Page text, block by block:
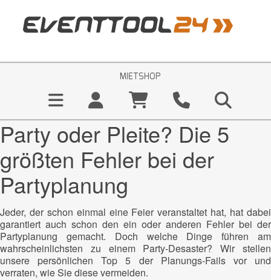
MIETSHOP
Party oder Pleite? Die 5
größten Fehler bei der
Partyplanung
Jeder, der schon einmal eine Feier veranstaltet hat, hat dabei
garantiert auch schon den ein oder anderen Fehler bei der
Partyplanung gemacht. Doch welche Dinge führen am
wahrscheinlichsten zu einem Party-Desaster? Wir stellen
unsere persönlichen Top 5 der Planungs-Fails vor und
verraten, wie Sie diese vermeiden.